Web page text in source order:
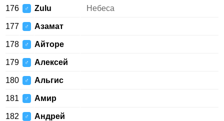
176 ♂ Zulu Небеса
177 ♂ Азамат
178 ♂ Айторе
179 ♂ Алексей
180 ♂ Альгис
181 ♂ Амир
182 ♂ Андрей